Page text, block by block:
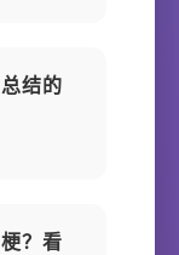
结的
？看